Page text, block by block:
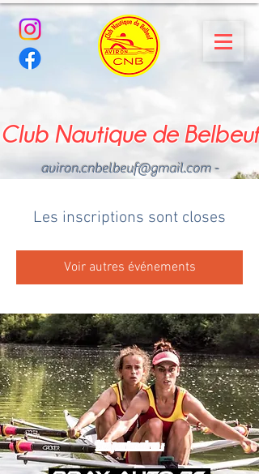
Club Nautique de Belbeuf
aviron.cnbelbeuf@gmail.com-
Les inscriptions sont closes
Voir autres événements
Nos partenaires :